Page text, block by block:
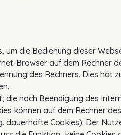
um die Bedienung dieser
Browser auf dem Rechner
des Rechners. Dies
die nach Beendigung des
können auf dem Rechner
dauerhafte Cookies). Der